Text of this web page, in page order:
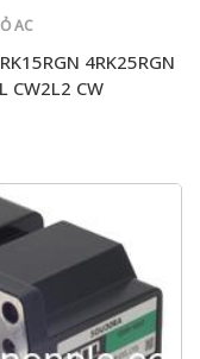
AC
4RK25RGN
CW2L2 CW